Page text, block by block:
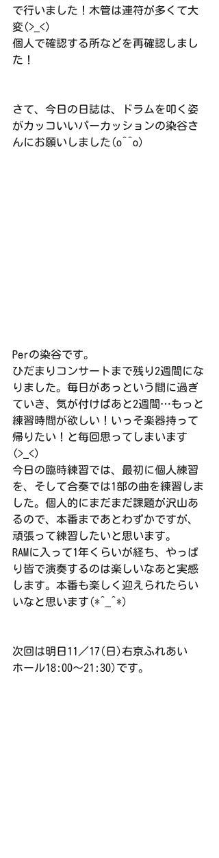
で行いました！木管は連符が多くて大
変(>_<)
個人で確認する所などを再確認しまし
た！
さて、今日の日誌は、ドラムを叩く姿
がカッコいいパーカッションの染谷さ
んにお願いしました(o^^o)
Perの染谷です。
ひだまりコンサートまで残り2週間にな
りました。毎日があっという間に過ぎ
ていき、気が付けばあと2週間…もっと
練習時間が欲しい！いっそ楽器持って
帰りたい！と毎回思ってしまいます
(>_<)
今日の臨時練習では、最初に個人練習
を、そして合奏では1部の曲を練習しま
した。個人的にまだまだ課題が沢山あ
るので、本番まであとわずかですが、
頑張って練習したいと思います。
RAMに入って1年くらいが経ち、やっぱ
り皆で演奏するのは楽しいなあと実感
します。本番も楽しく迎えられたらい
いなと思います(*^_^*)
次回は明日11／17(日)右京ふれあい
ホール18:00〜21:30)です。